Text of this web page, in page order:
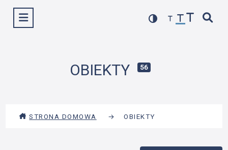
Wyświetl menu
OBIEKTY 56
STRONA DOMOWA → OBIEKTY